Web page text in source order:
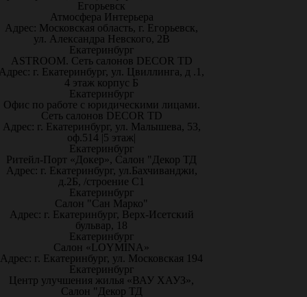
Егорьевск
Атмосфера Интерьера
Адрес: Московская область, г. Егорьевск,
ул. Александра Невского, 2В
Екатеринбург
ASTROOM. Сеть салонов DECOR TD
г. Екатеринбург, ул. Цвиллинга, д .1,
4 этаж корпус Б
Екатеринбург
Офис по работе с юридическими лицами.
Сеть салонов DECOR TD
Адрес: г. Екатеринбург, ул. Малышева, 53,
оф.514 |5 этаж|
Екатеринбург
Ритейл-Порт «Докер», Салон "Декор ТД
Адрес: г. Екатеринбург, ул.Бахчиванджи,
д.2Б, /строение С1
Екатеринбург
Салон "Сан Марко"
Адрес: г. Екатеринбург, Верх-Исетский
бульвар, 18
Екатеринбург
Салон «LOYMINA»
Адрес: г. Екатеринбург, ул. Московская 194
Екатеринбург
Центр улучшения жилья «ВАУ ХАУЗ»,
Салон "Декор ТД